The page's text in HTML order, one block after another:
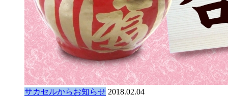
サカセルからお知らせ 2018.02.04